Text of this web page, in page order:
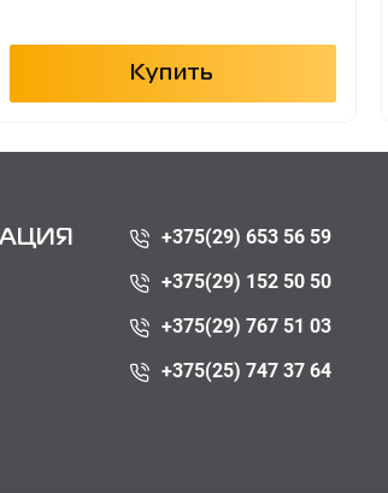
Купить
+375(29) 653 56 59
+375(29) 152 50 50
+375(29) 767 51 03
+375(25) 747 37 64